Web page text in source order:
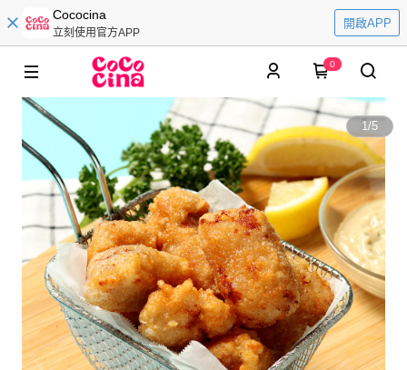
Cococina
立刻使用官方APP
開啟APP
0
1/5